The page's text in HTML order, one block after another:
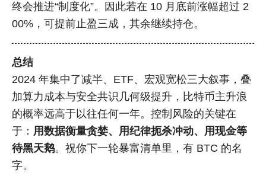
终会推进“制度化”。因此若在 10 月底前涨幅超过 2
00%，可提前止盈三成，其余继续持仓。
总结
2024 年集中了减半、ETF、宏观宽松三大叙事，叠
加算力成本与安全共识几何级提升，比特币主升浪
的概率远高于以往任何一年。控制风险的关键在
于： 用数据衡量贪婪、用纪律扼杀冲动、用现金等
待黑天鹅。祝你下一轮暴富清单里，有 BTC 的名
字。